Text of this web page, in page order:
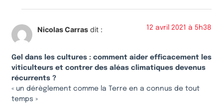
Nicolas Carras dit : 12 avril 2021 à 5h38
Gel dans les cultures : comment aider efficacement les
viticulteurs et contrer des aléas climatiques devenus
récurrents ?
« un dérèglement comme la Terre en a connus de tout
temps »